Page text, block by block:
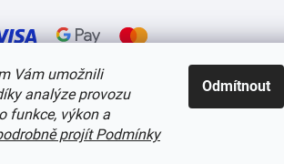
Vám umožnili
analýze provozu
funkce, výkon a
projít Podmínky
Odmítnout